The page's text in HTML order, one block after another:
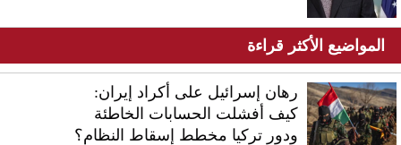
المواضيع الأكثر قراءة
رهان إسرائيل على أكراد إيران:
كيف أفشلت الحسابات الخاطئة
ودور تركيا مخطط إسقاط النظام؟